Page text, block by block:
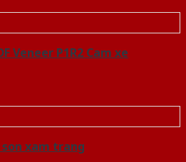
Veneer P1R2 Cam xe
son xam trang